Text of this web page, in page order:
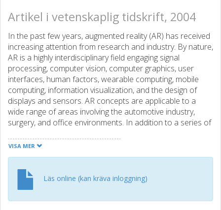
Artikel i vetenskaplig tidskrift, 2004
In the past few years, augmented reality (AR) has received
increasing attention from research and industry. By nature,
AR is a highly interdisciplinary field engaging signal
processing, computer vision, computer graphics, user
interfaces, human factors, wearable computing, mobile
computing, information visualization, and the design of
displays and sensors. AR concepts are applicable to a
wide range of areas involving the automotive industry,
surgery, and office environments. In addition to a series of
journals have offered special issues on AR.
VISA MER
Läs online (kan kräva inloggning)